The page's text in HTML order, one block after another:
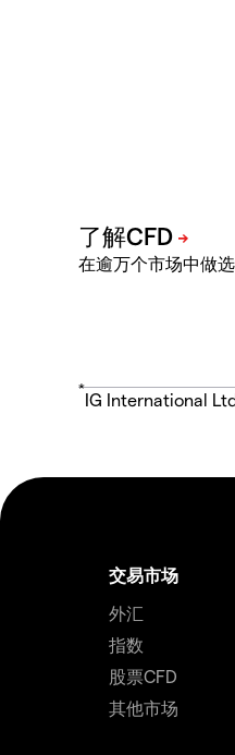
在逾万个市场中做
*
IG International
交易市场
外汇
指数
股票CFD
其他市场